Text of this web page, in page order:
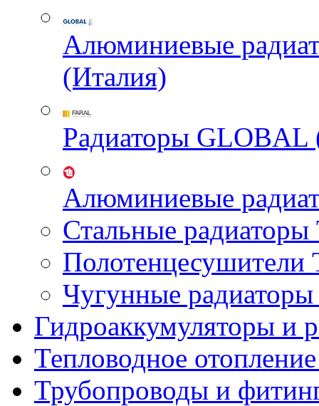
Алюминиевые
(Италия)
Радиаторы GLOBAL
Алюминиевые
Стальные
Чугунные
Гидроаккумуляторы и
Тепловодное
Трубопроводы и